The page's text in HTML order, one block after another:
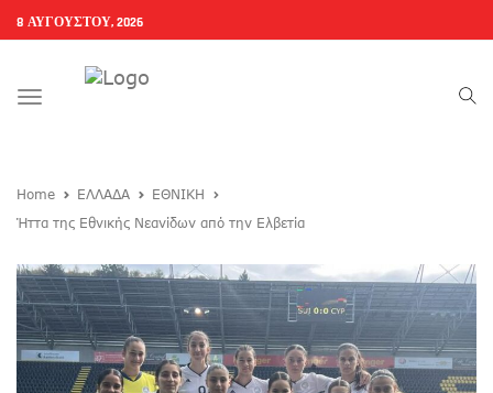
8 ΑΥΓΟΎΣΤΟΥ, 2026
Toggle
Home ΕΛΛΑΔΑ
ΕΘΝΙΚΗ
Ήττα της Εθνικής Νεανίδων από την Ελβετία